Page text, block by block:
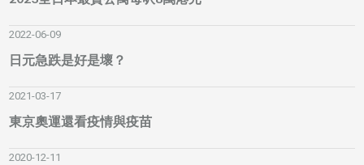
2022-06-09
日元急跌是好是壞？
2021-03-17
東京奧運還看疫情與疫苗
2020-12-11